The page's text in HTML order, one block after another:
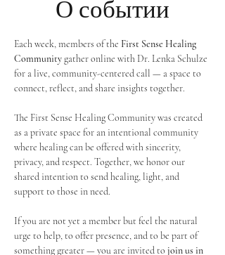
О событии
Each week, members of the First Sense Healing
Community gather online with Dr. Lenka Schulze
for a live, community-centered call — a space to
connect, reflect, and share insights together.
The First Sense Healing Community was created
as a private space for an intentional community
where healing can be offered with sincerity,
privacy, and respect. Together, we honor our
shared intention to send healing, light, and
support to those in need.
If you are not yet a member but feel the natural
urge to help, to offer presence, and to be part of
something greater — you are invited to join us in